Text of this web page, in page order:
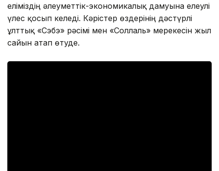
еліміздің әлеуметтік-экономикалық дамуына елеулі
үлес қосып келеді. Кəрістер өздерінің дәстүрлі
ұлттық «Сэбэ» рәсімі мен «Соллаль» мерекесін жыл
сайын атап өтуде.